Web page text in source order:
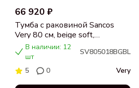
66 920 ₽
Тумба с раковиной Sancos
Very 80 см, beige soft,
столешница черный мрамор,
раковина CN5018
В наличии: 12
шт
SV805018BGBL
5
0 Very